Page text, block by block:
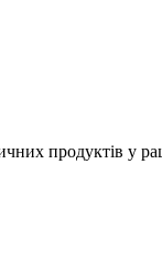
продуктів у